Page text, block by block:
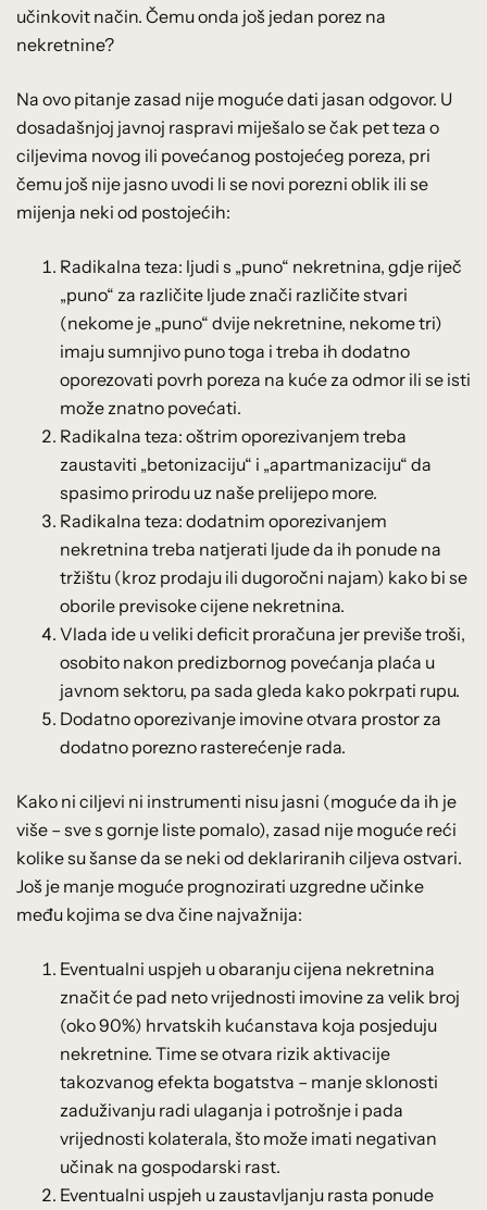
učinkovit način. Čemu onda još jedan porez na
nekretnine?
Na ovo pitanje zasad nije moguće dati jasan odgovor. U
dosadašnjoj javnoj raspravi miješalo se čak pet teza o
ciljevima novog ili povećanog postojećeg poreza, pri
čemu još nije jasno uvodi li se novi porezni oblik ili se
mijenja neki od postojećih:
Radikalna teza: ljudi s „puno“ nekretnina, gdje riječ
„puno“ za različite ljude znači različite stvari
(nekome je „puno“ dvije nekretnine, nekome tri)
imaju sumnjivo puno toga i treba ih dodatno
oporezovati povrh poreza na kuće za odmor ili se isti
može znatno povećati.
Radikalna teza: oštrim oporezivanjem treba
zaustaviti „betonizaciju“ i „apartmanizaciju“ da
spasimo prirodu uz naše prelijepo more.
Radikalna teza: dodatnim oporezivanjem
nekretnina treba natjerati ljude da ih ponude na
tržištu (kroz prodaju ili dugoročni najam) kako bi se
oborile previsoke cijene nekretnina.
Vlada ide u veliki deficit proračuna jer previše troši,
osobito nakon predizbornog povećanja plaća u
javnom sektoru, pa sada gleda kako pokrpati rupu.
Dodatno oporezivanje imovine otvara prostor za
dodatno porezno rasterećenje rada.
Kako ni ciljevi ni instrumenti nisu jasni (moguće da ih je
više – sve s gornje liste pomalo), zasad nije moguće reći
kolike su šanse da se neki od deklariranih ciljeva ostvari.
Još je manje moguće prognozirati uzgredne učinke
među kojima se dva čine najvažnija:
Eventualni uspjeh u obaranju cijena nekretnina
značit će pad neto vrijednosti imovine za velik broj
(oko 90%) hrvatskih kućanstava koja posjeduju
nekretnine. Time se otvara rizik aktivacije
takozvanog efekta bogatstva – manje sklonosti
zaduživanju radi ulaganja i potrošnje i pada
vrijednosti kolaterala, što može imati negativan
učinak na gospodarski rast.
Eventualni uspjeh u zaustavljanju rasta ponude